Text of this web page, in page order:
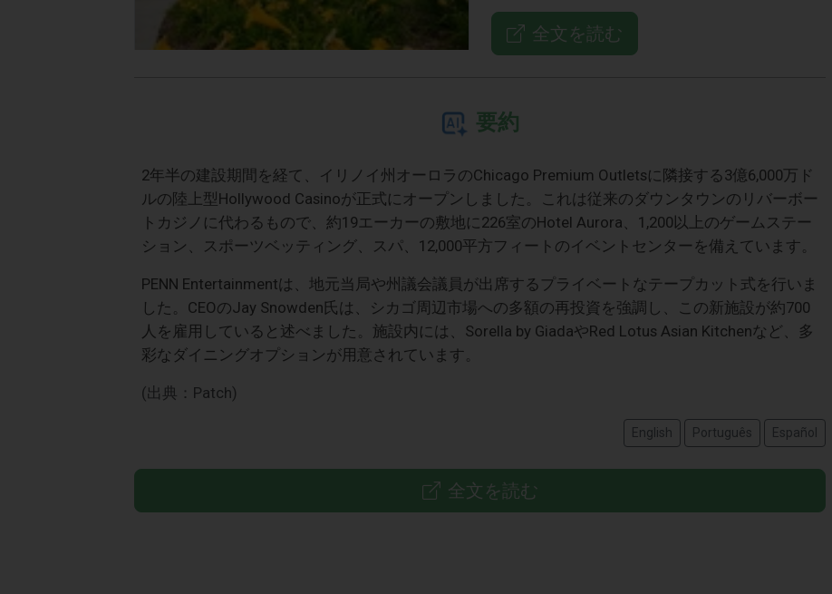
全文を読む
要約
2年半の建設期間を経て、イリノイ州オーロラのChicago Premium Outletsに隣接する3億6,000万ド
ルの陸上型Hollywood Casinoが正式にオープンしました。これは従来のダウンタウンのリバーボー
トカジノに代わるもので、約19エーカーの敷地に226室のHotel Aurora、1,200以上のゲームステー
ション、スポーツベッティング、スパ、12,000平方フィートのイベントセンターを備えています。
PENN Entertainmentは、地元当局や州議会議員が出席するプライベートなテープカット式を行いま
した。CEOのJay Snowden氏は、シカゴ周辺市場への多額の再投資を強調し、この新施設が約700
人を雇用していると述べました。施設内には、Sorella by GiadaやRed Lotus Asian Kitchenなど、多
彩なダイニングオプションが用意されています。
(出典：Patch)
English Português Español
全文を読む